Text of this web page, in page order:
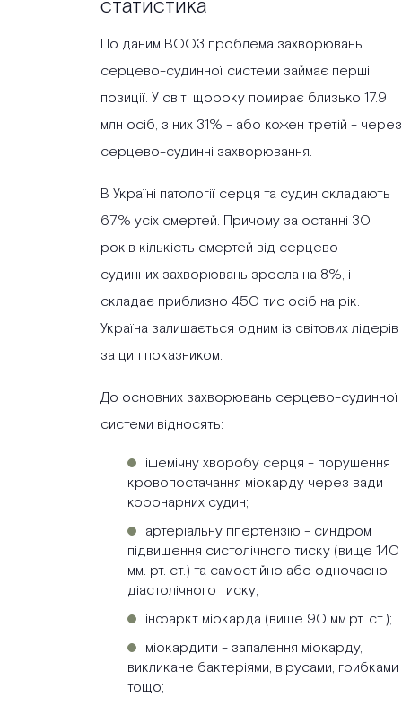
статистика
По даним ВООЗ проблема захворювань
серцево-судинної системи займає перші
позиції. У світі щороку помирає близько 17.9
млн осіб, з них 31% - або кожен третій - через
серцево-судинні захворювання.
В Україні патології серця та судин складають
67% усіх смертей. Причому за останні 30
років кількість смертей від серцево-
судинних захворювань зросла на 8%, і
складає приблизно 450 тис осіб на рік.
Україна залишається одним із світових лідерів
за цип показником.
До основних захворювань серцево-судинної
системи відносять:
ішемічну хворобу серця - порушення
кровопостачання міокарду через вади
коронарних судин;
артеріальну гіпертензію - синдром
підвищення систолічного тиску (вище 140
мм. рт. ст.) та самостійно або одночасно
діастолічного тиску;
інфаркт міокарда (вище 90 мм.рт. ст.);
міокардити - запалення міокарду,
викликане бактеріями, вірусами, грибками
тощо;